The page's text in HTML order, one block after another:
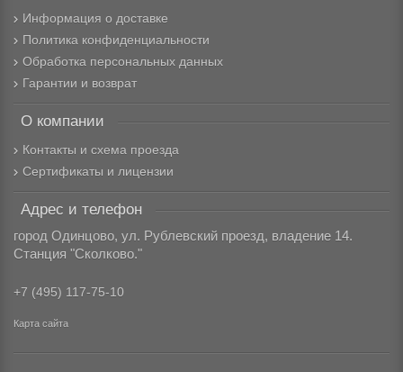
Информация о доставке
Политика конфиденциальности
Обработка персональных данных
Гарантии и возврат
О компании
Контакты и схема проезда
Сертификаты и лицензии
Адрес и телефон
город Одинцово, ул. Рублевский проезд, владение 14.
Станция "Сколково."
+7 (495) 117-75-10
Карта сайта